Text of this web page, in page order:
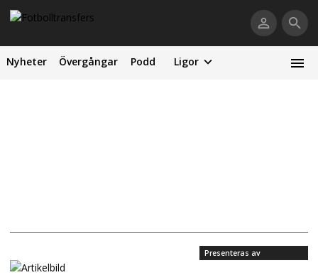
Nyheter Övergångar Podd Ligor
Presenteras av